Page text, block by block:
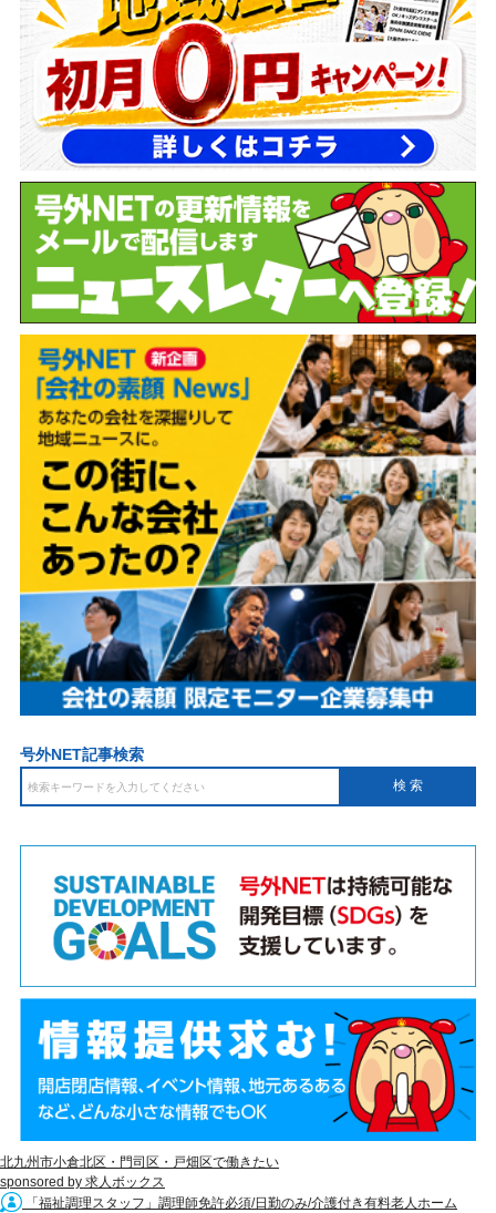
号外NET記事検索
北九州市小倉北区・門司区・戸畑区で働きたい
sponsored by 求人ボックス
「福祉調理スタッフ」調理師免許必須/日勤のみ/介護付き有料老人ホーム